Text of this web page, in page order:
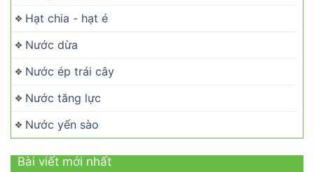
Hạt chia - hạt é
Nước dừa
Nước ép trái cây
Nước tăng lực
Nước yến sào
Bài viết mới nhất